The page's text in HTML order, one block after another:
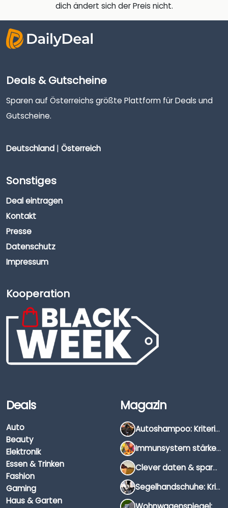
dich ändert sich der Preis nicht.
Deals & Gutscheine
Sparen auf Österreichs größte Plattform für Deals und
Gutscheine.
Deutschland | Österreich
Sonstiges
Deal eintragen
Kontakt
Presse
Datenschutz
Impressum
Kooperation
Deals
Auto
Beauty
Elektronik
Essen & Trinken
Fashion
Gaming
Haus & Garten
Magazin
Autoshampoo: Kriterien, Unterschiede & Anwendung
Immunsystem stärken: Hausmittel, Vitamine & Wissenswertes
Clever daten & sparen: So findest du die besten Deals für Dates und Unternehmungen
Segelhandschuhe: Kriterien, Materialien & Tipps